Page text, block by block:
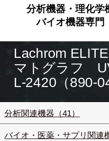
分析機器・理化学
バイオ機器専門
Lachrom
マトグラフ
L-2420（890-
分析関連機器（41）
バイオ・医薬・サプリ関連